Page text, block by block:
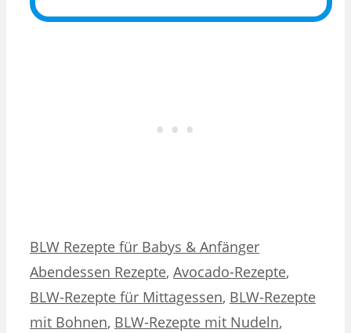
Kategorien
BLW Rezepte für Babys & AnfängerSchlagwörter
Abendessen Rezepte, Avocado-Rezepte,
BLW-Rezepte für Mittagessen, BLW-Rezepte
mit Bohnen, BLW-Rezepte mit Nudeln,